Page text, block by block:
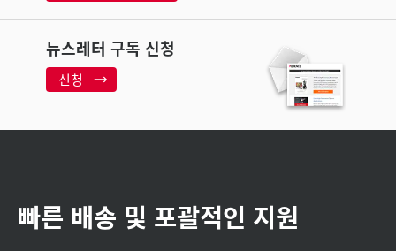
뉴스레터 구독 신청
신청
빠른 배송 및 포괄적인 지원